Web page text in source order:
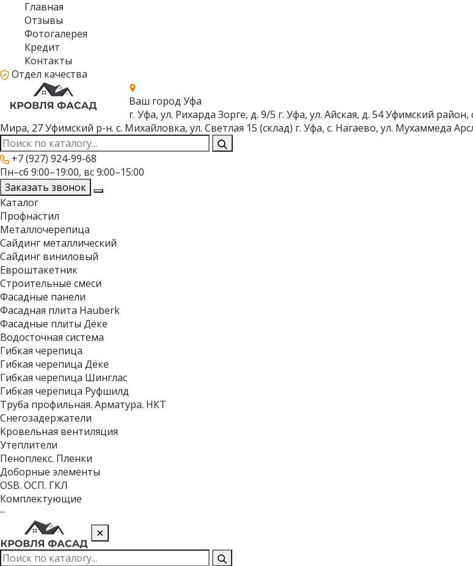
Главная
Отзывы
Фотогалерея
Кредит
Контакты
Отдел качества
Ваш город Уфа
г. Уфа, ул. Рихарда Зорге, д. 9/5 г. Уфа, ул. Айская, д. 54Уфимский район,
Мира, 27Уфимский р-н. с. Михайловка, ул. Светлая 15 (склад) г. Уфа, с. Нагаево, ул. Мухаммеда
+7 (927) 924-99-68
Пн–сб 9:00–19:00, вс 9:00–15:00
Заказать звонок
Каталог
Профнастил
Металлочерепица
Сайдинг металлический
Сайдинг виниловый
Евроштакетник
Строительные смеси
Фасадные панели
Фасадная плита Hauberk
Фасадные плиты Дёке
Водосточная система
Гибкая черепица
Гибкая черепица Дёке
Гибкая черепица Шинглас
Гибкая черепица Руфшилд
Труба профильная. Арматура. НКТ
Снегозадержатели
Кровельная вентиляция
Утеплители
Пеноплекс. Пленки
Доборные элементы
OSB. ОСП. ГКЛ
Комплектующие
···
✕